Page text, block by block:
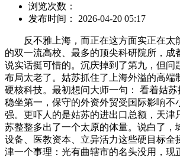
浏览次数：
发布时间： 2026-04-20 05:17
反不雅上海，而正在这方面实正在太
的双一流高校、最多的顶尖科研院所，成
说实话挺可惜的。沉庆掉到了第九，但问
布局太老了。姑苏抓住了上海外溢的高端
硬核科技。最初想问大师一句： 看着姑苏
稳坐第一，保守的外资外贸受国际影响不
强。更吓人的是姑苏的进出口总额，天津
苏整整多出了一个太原的体量。说白了，
设备、医教资本、立异活力这些硬目标全
津一个事理：光有曲辖市的名头没用，现